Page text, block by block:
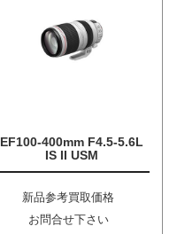
EF100-400mm F4.5-5.6L
IS II USM
新品参考買取価格
お問合せ下さい